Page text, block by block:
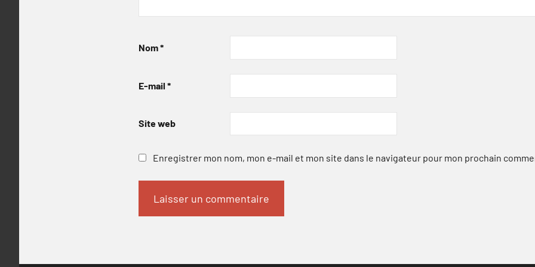
Nom*
E-mail *
Site web
Enregistrer mon nom, mon e-mail et mon site dans le navigateur pour mon prochain